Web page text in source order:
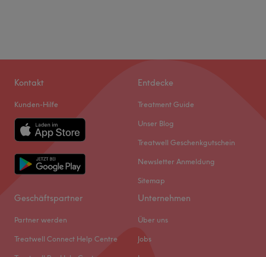
Kontakt
Kunden-Hilfe
Entdecke
Treatment Guide
Unser Blog
Treatwell Geschenkgutschein
Newsletter Anmeldung
Sitemap
Geschäftspartner
Partner werden
Treatwell Connect Help Centre
Unternehmen
Über uns
Jobs